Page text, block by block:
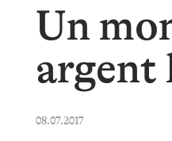
Un
argent
08.07.2017